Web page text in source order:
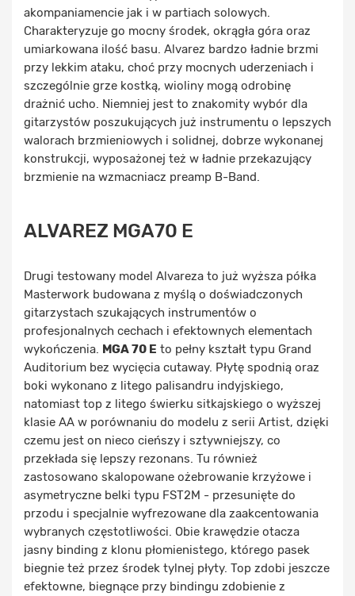
akompaniamencie jak i w partiach solowych.
Charakteryzuje go mocny środek, okrągła góra oraz
umiarkowana ilość basu. Alvarez bardzo ładnie brzmi
przy lekkim ataku, choć przy mocnych uderzeniach i
szczególnie grze kostką, wioliny mogą odrobinę
drażnić ucho. Niemniej jest to znakomity wybór dla
gitarzystów poszukujących już instrumentu o lepszych
walorach brzmieniowych i solidnej, dobrze wykonanej
konstrukcji, wyposażonej też w ładnie przekazujący
brzmienie na wzmacniacz preamp B-Band.
ALVAREZ MGA70 E
Drugi testowany model Alvareza to już wyższa półka
Masterwork budowana z myślą o doświadczonych
gitarzystach szukających instrumentów o
profesjonalnych cechach i efektownych elementach
wykończenia. MGA 70 E to pełny kształt typu Grand
Auditorium bez wycięcia cutaway. Płytę spodnią oraz
boki wykonano z litego palisandru indyjskiego,
natomiast top z litego świerku sitkajskiego o wyższej
klasie AA w porównaniu do modelu z serii Artist, dzięki
czemu jest on nieco cieńszy i sztywniejszy, co
przekłada się lepszy rezonans. Tu również
zastosowano skalopowane ożebrowanie krzyżowe i
asymetryczne belki typu FST2M - przesunięte do
przodu i specjalnie wyfrezowane dla zaakcentowania
wybranych częstotliwości. Obie krawędzie otacza
jasny binding z klonu płomienistego, którego pasek
biegnie też przez środek tylnej płyty. Top zdobi jeszcze
efektowne, biegnące przy bindingu zdobienie z